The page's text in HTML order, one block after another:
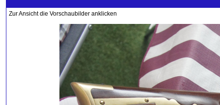
Zur Ansicht die Vorschaubilder anklicken